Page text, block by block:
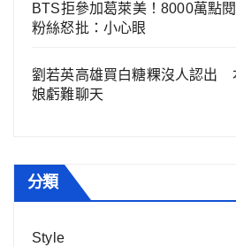
BTS拒參加葛萊美！8000萬點
粉絲怒批：小心眼
劉若英高雄買白糖粿沒人認出
娘虧難聊天
分類
Style